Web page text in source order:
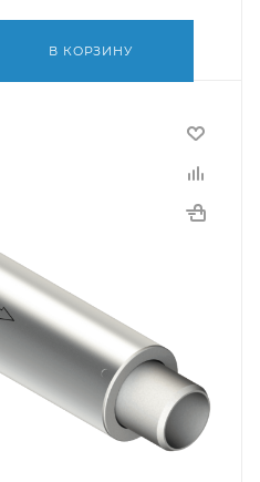
В КОРЗИНУ